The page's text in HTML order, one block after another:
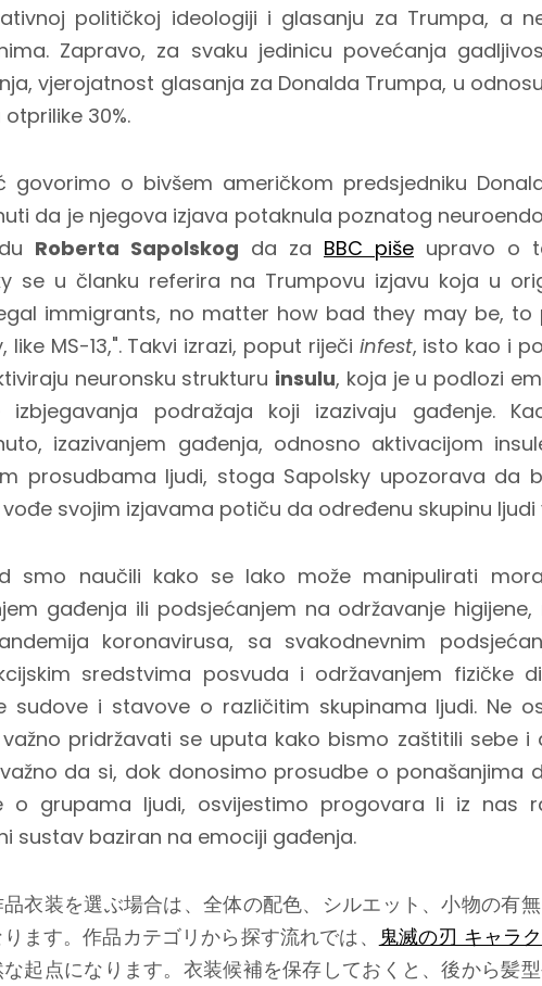
političkoj ideologiji i glasanju za Trumpa, a
Zapravo, za svaku jedinicu povećanja
vjerojatnost glasanja za Donalda Trumpa, u
30%.
govorimo o bivšem američkom predsjedniku
da je njegova izjava potaknula poznatog
Roberta Sapolskog da za BBC piše upravo o
se u članku referira na Trumpovu izjavu koja u
immigrants, no matter how bad they may be,
like MS-13,". Takvi izrazi, poput riječi infest, isto kao i
neuronsku strukturu insulu, koja je u podlozi
izbjegavanja podražaja koji izazivaju gađenje.
izazivanjem gađenja, odnosno aktivacijom
prosudbama ljudi, stoga Sapolsky upozorava da
svojim izjavama potiču da određenu skupinu
smo naučili kako se lako može manipulirati
gađenja ili podsjećanjem na održavanje
koronavirusa, sa svakodnevnim
sredstvima posvuda i održavanjem fizičke
sudove i stavove o različitim skupinama ljudi. Ne
pridržavati se uputa kako bismo zaštitili sebe i
da si, dok donosimo prosudbe o ponašanjima
o grupama ljudi, osvijestimo progovara li iz nas
sustav baziran na emociji gađenja.
衣装を選ぶ場合は、全体の配色、シルエット、小物の有
ます。作品カテゴリから探す流れでは、
鬼滅の刃 キャラ
起点になります。衣装候補を保存しておくと、後から髪